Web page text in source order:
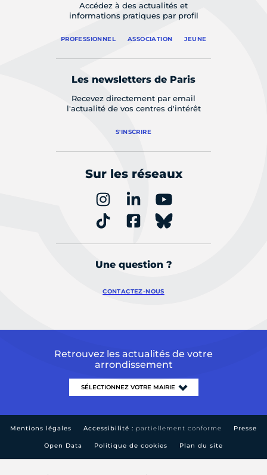
Accédez à des actualités et
informations pratiques par profil
PROFESSIONNEL ASSOCIATION JEUNE
Les newsletters de Paris
Recevez directement par email
l'actualité de vos centres d'intérêt
S'INSCRIRE
Sur les réseaux
Une question ?
CONTACTEZ-NOUS
Retrouvez les actualités de votre
arrondissement
Mentions légales Accessibilité : partiellement conforme Presse
Open Data Politique de cookies Plan du site